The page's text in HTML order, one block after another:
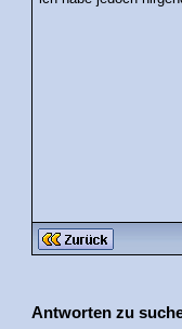
Antworten zu